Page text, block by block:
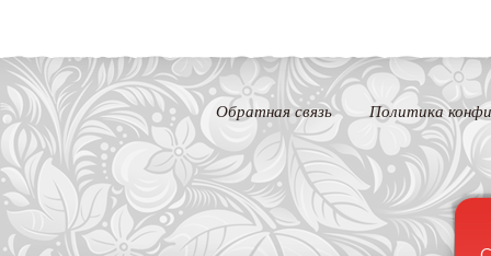
Обратная связь Политика